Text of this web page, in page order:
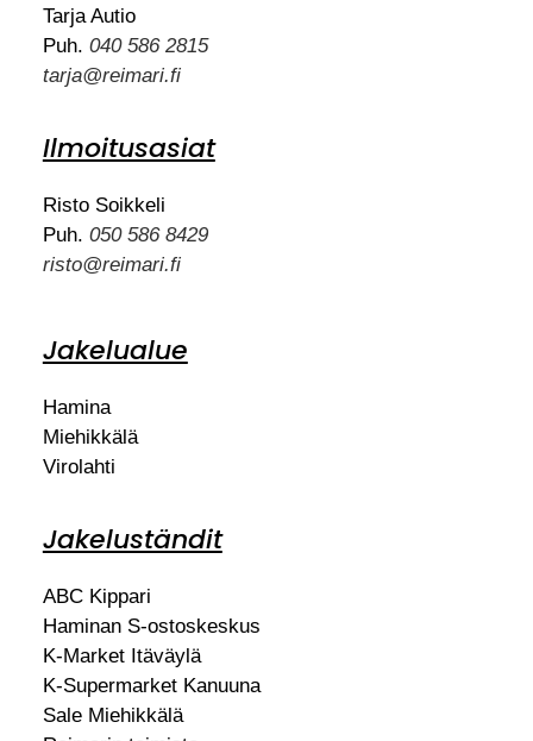
Tarja Autio
Puh. 040 586 2815
tarja@reimari.fi
Ilmoitusasiat
Risto Soikkeli
Puh. 050 586 8429
risto@reimari.fi
Jakelualue
Hamina
Miehikkälä
Virolahti
Jakeluständit
ABC Kippari
Haminan S-ostoskeskus
K-Market Itäväylä
K-Supermarket Kanuuna
Sale Miehikkälä